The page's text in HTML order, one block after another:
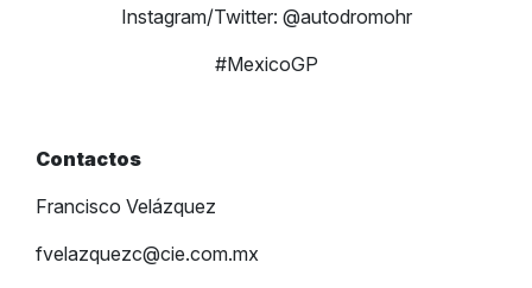
Instagram/Twitter: @autodromohr
#MexicoGP
Contactos
Francisco Velázquez
fvelazquezc@cie.com.mx